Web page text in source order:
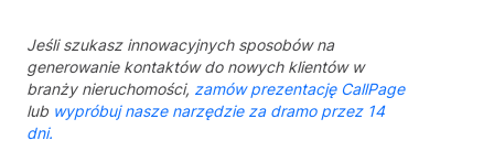
Jeśli szukasz innowacyjnych sposobów na
generowanie kontaktów do nowych klientów w
branży nieruchomości, zamów prezentację CallPage
lub wypróbuj nasze narzędzie za dramo przez 14
dni.